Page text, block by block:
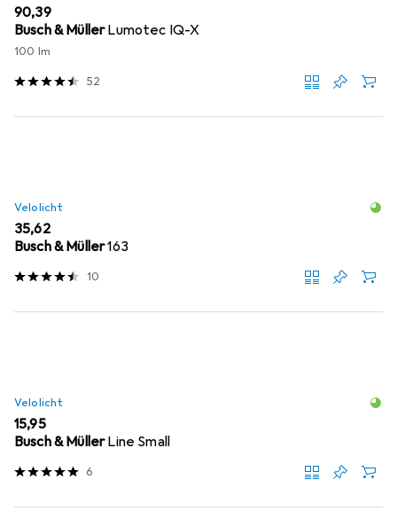
EUR
90,39
Busch & MüllerLumotec IQ-X
100 lm
52
Velolicht
EUR
35,62
Busch & Müller163
10
Velolicht
EUR
15,95
Busch & MüllerLine Small
6